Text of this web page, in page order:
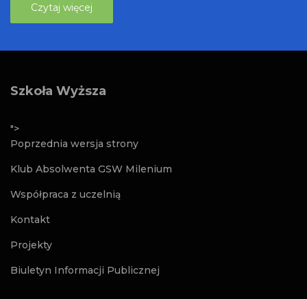
Czytaj więcej
Szkoła Wyższa
">
Poprzednia wersja strony
Klub Absolwenta GSW Milenium
Współpraca z uczelnią
Kontakt
Projekty
Biuletyn Informacji Publicznej